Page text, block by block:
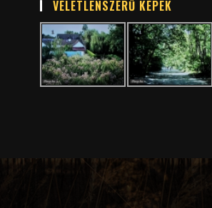
VÉLETLENSZERŰ KÉPEK